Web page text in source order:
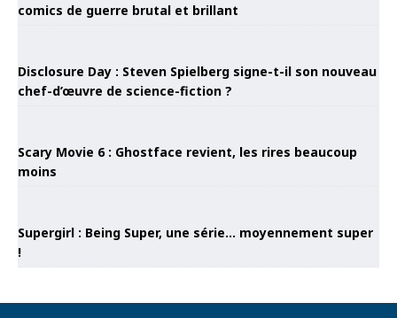
comics de guerre brutal et brillant
Disclosure Day : Steven Spielberg signe-t-il son nouveau
chef-d’œuvre de science-fiction ?
Scary Movie 6 : Ghostface revient, les rires beaucoup
moins
Supergirl : Being Super, une série… moyennement super
!